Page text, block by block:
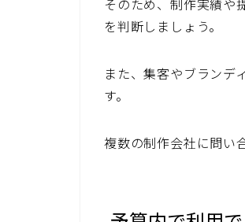
そのため、制作実績や
を判断しましょう。
また、集客やブランデ
す。
複数の制作会社に問い